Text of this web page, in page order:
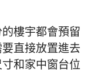
樓宇都會預留
直接放置進去
和家中窗台位